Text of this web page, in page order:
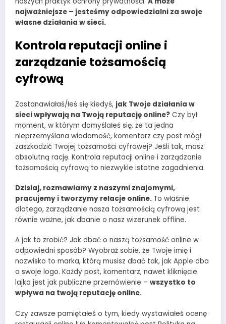
najważniejsze – jesteśmy odpowiedzialni za swoje
własne działania w sieci.
Kontrola reputacji online i
zarządzanie tożsamością
cyfrową
Zastanawiałaś/łeś się kiedyś, jak Twoje działania w
sieci wpływają na Twoją reputację online? Czy był
moment, w którym domyślałeś się, że ta jedna
nieprzemyślana wiadomość, komentarz czy post mógł
zaszkodzić Twojej tożsamości cyfrowej? Jeśli tak, masz
absolutną rację. Kontrola reputacji online i zarządzanie
tożsamością cyfrową to niezwykle istotne zagadnienia.
Dzisiaj, rozmawiamy z naszymi znajomymi,
pracujemy i tworzymy relacje online. To właśnie
dlatego, zarządzanie nasza tożsamością cyfrową jest
równie ważne, jak dbanie o nasz wizerunek offline.
A jak to zrobić? Jak dbać o naszą tożsamość online w
odpowiedni sposób? Wyobraź sobie, że Twoje imię i
nazwisko to marka, którą musisz dbać tak, jak Apple dba
o swoje logo. Każdy post, komentarz, nawet kliknięcie
lajka jest jak publiczne przemówienie – wszystko to
wpływa na twoją reputację online.
Czy zawsze pamiętałeś o tym, kiedy wystawiałeś ocenę